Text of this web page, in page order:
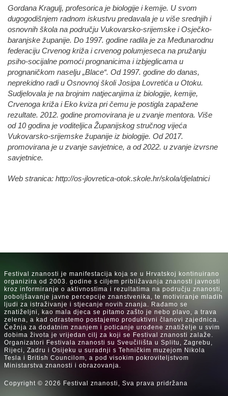
Gordana Kragulj, profesorica je biologije i kemije. U svom
dugogodišnjem radnom iskustvu predavala je u više srednjih i
osnovnih škola na području Vukovarsko-srijemske i Osječko-
baranjske županije. Do 1997. godine radila je za Međunarodnu
federaciju Crvenog križa i crvenog polumjeseca na pružanju
psiho-socijalne pomoći prognanicima i izbjeglicama u
prognaničkom naselju „Blace“. Od 1997. godine do danas,
neprekidno radi u Osnovnoj školi Josipa Lovretića u Otoku.
Sudjelovala je na brojnim natjecanjima iz biologije, kemije,
Crvenoga križa i Eko kviza pri čemu je postigla zapažene
rezultate. 2012. godine promovirana je u zvanje mentora. Više
od 10 godina je voditeljica Županijskog stručnog vijeća
Vukovarsko-srijemske županije iz biologije. Od 2017.
promovirana je u zvanje savjetnice, a od 2022. u zvanje izvrsne
savjetnice.
Web stranica: http://os-jlovretica-otok.skole.hr/skola/djelatnici
Festival znanosti je manifestacija koja se u Hrvatskoj kontinuirano
organizira od 2003. godine s ciljem približavanja znanosti javnosti
kroz informiranje o aktivnostima i rezultatima na području znanosti,
poboljšavanje javne percepcije znanstvenika, te motiviranje mladih
ljudi za istraživanje i stjecanje novih znanja. Rađamo se
znatiželjni, kao mala djeca se pitamo zašto je nebo plavo, a trava
zelena, a kad odrastemo postajemo produktivni članovi zajednica.
Čežnja za dodatnim znanjem i poticanje urođene znatiželje u svim
dobima života je vrijedan cilj za koji se Festival znanosti zalaže.
Organizatori Festivala znanosti su Sveučilišta u Splitu, Zagrebu,
Rijeci, Zadru i Osijeku u suradnji s Tehničkim muzejom Nikola
Tesla i British Councilom, a pod visokim pokroviteljstvom
Ministarstva znanosti i obrazovanja.
Copyright © 2026 Festival znanosti, Sva prava pridržana